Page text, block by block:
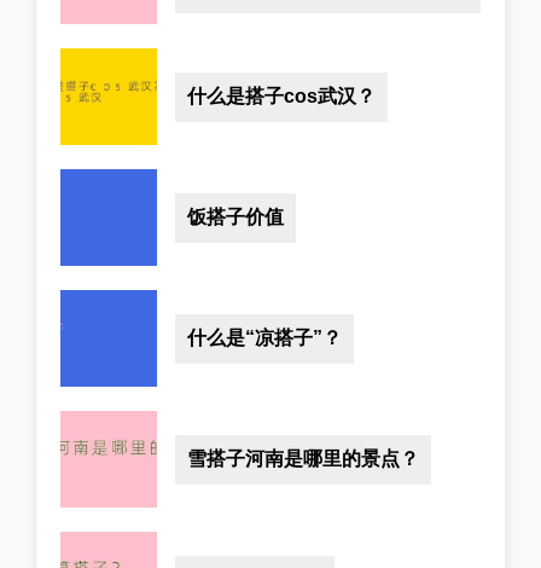
什么是搭子cos武汉？
饭搭子价值
什么是“凉搭子”？
雪搭子河南是哪里的景点？